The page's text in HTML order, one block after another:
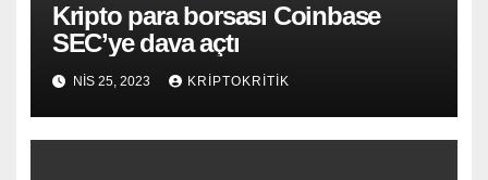
Kripto para borsası Coinbase
SEC’ye dava açtı
NIS 25, 2023 KRIPTOKRITIK